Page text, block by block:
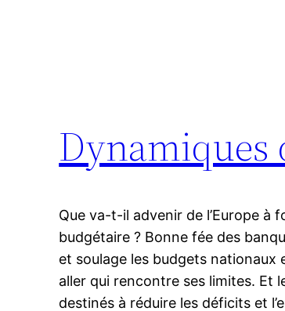
Dynamiques
Que va-t-il advenir de l’Europe à
budgétaire ? Bonne fée des
et soulage les budgets nationaux
aller qui rencontre ses limites. Et
destinés à réduire les déficits et